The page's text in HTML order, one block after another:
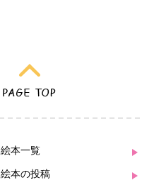
絵本一覧
絵本の投稿